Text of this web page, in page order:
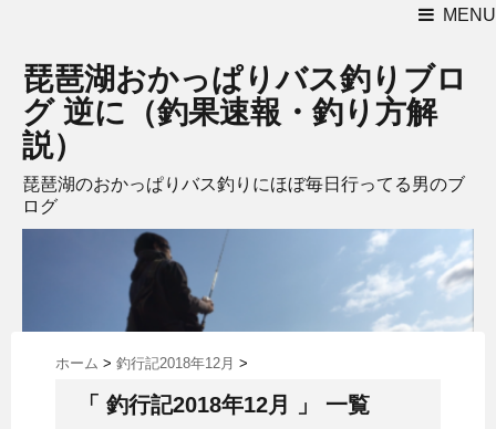
MENU
琵琶湖おかっぱりバス釣りブロ
グ 逆に（釣果速報・釣り方解
説）
琵琶湖のおかっぱりバス釣りにほぼ毎日行ってる男のブ
ログ
ホーム > 釣行記2018年12月 >
「 釣行記2018年12月 」 一覧